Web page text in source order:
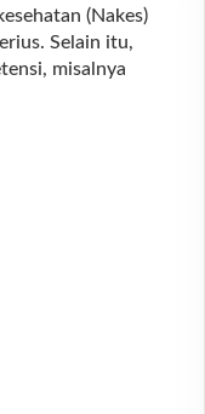
(Nakes)
Selain itu,
misalnya